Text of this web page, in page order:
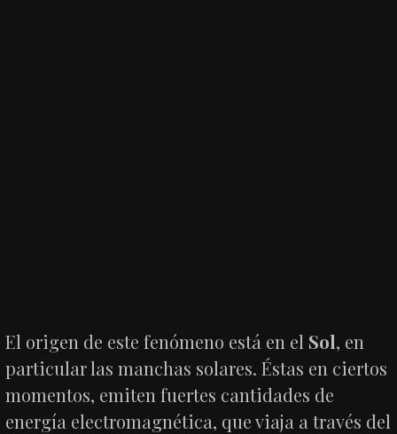
El origen de este fenómeno está en el Sol, en
particular las manchas solares. Éstas en ciertos
momentos, emiten fuertes cantidades de
energía electromagnética, que viaja a través del